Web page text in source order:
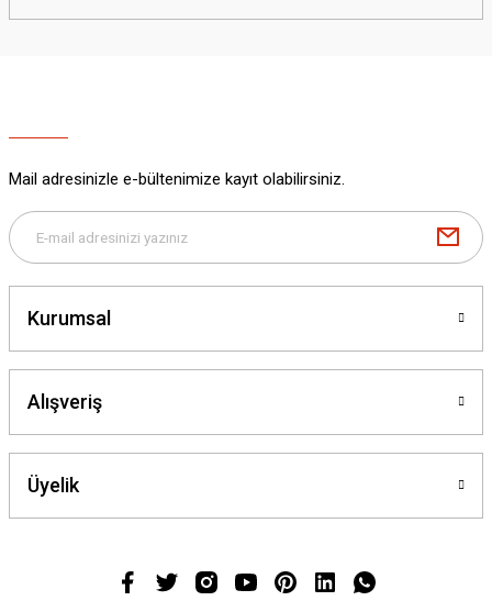
Mail adresinizle e-bültenimize kayıt olabilirsiniz.
Kurumsal
Alışveriş
Üyelik